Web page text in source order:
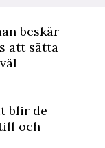
beskär
att sätta
blir de
och